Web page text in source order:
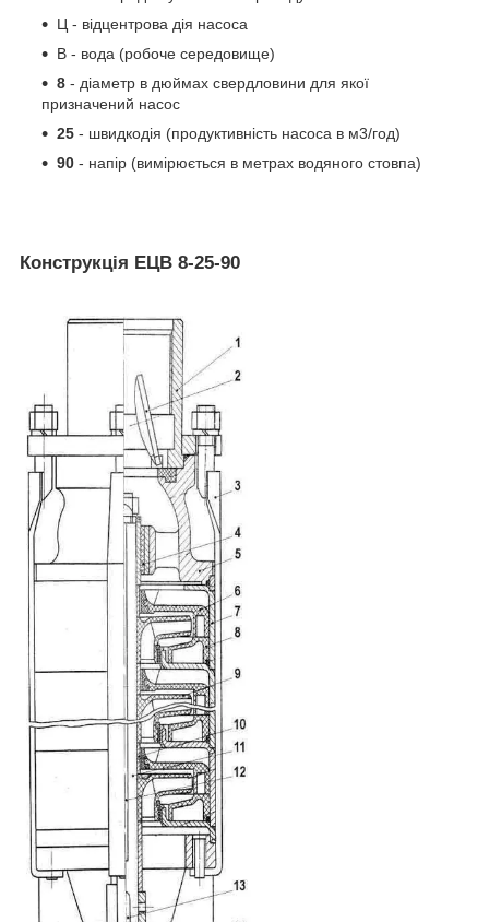
Ц - відцентрова дія насоса
В - вода (робоче середовище)
8 - діаметр в дюймах свердловини для якої
призначений насос
25 - швидкодія (продуктивність насоса в м3/год)
90 - напір (вимірюється в метрах водяного стовпа)
Конструкція ЕЦВ 8-25-90